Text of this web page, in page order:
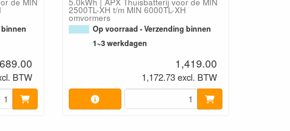
BTW
2500TL-XH t/m MIN 6000TL-XH
omvormers
Op voorraad - Verzending binnen
1~3 werkdagen
1,419.00
1,172.73 excl. BTW